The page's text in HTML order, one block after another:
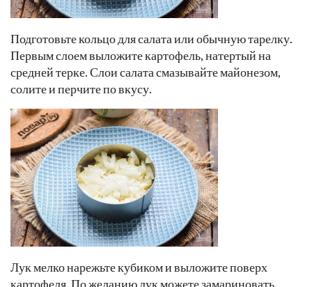
Подготовьте кольцо для салата или обычную тарелку.
Первым слоем выложите картофель, натертый на
средней терке. Слои салата смазывайте майонезом,
солите и перчите по вкусу.
Лук мелко нарежьте кубиком и выложите поверх
картофеля. По желанию лук можете замариновать.